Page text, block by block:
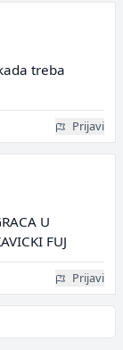
treba
Prijavi
U
FUJ
Prijavi